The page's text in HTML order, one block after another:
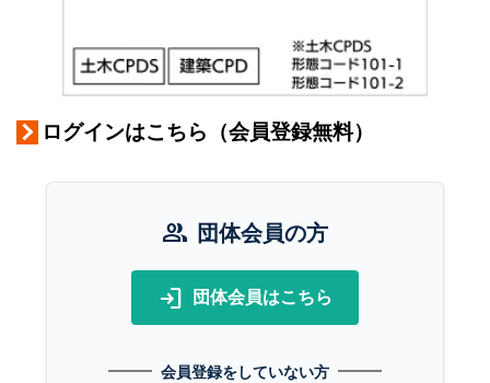
ログインはこちら（会員登録無料）
group 団体会員の方
login 団体会員はこちら
会員登録をしていない方